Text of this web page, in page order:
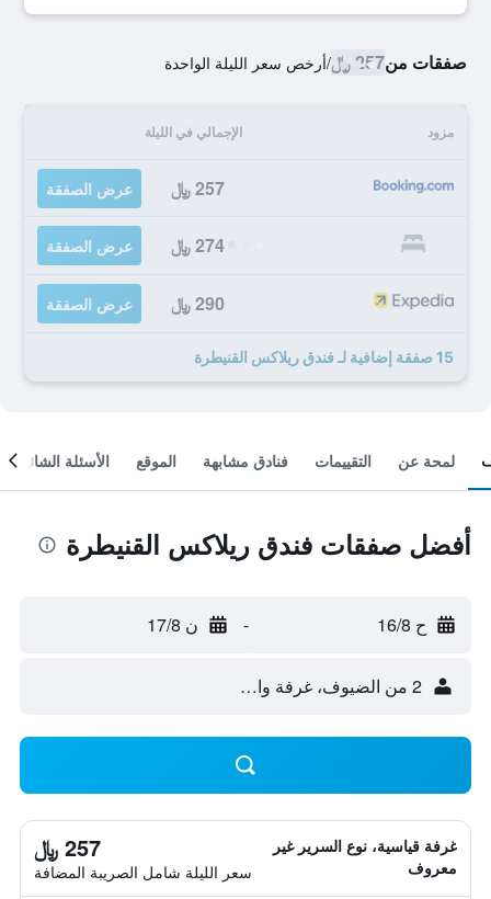
صفقات من257 ﷼ /أرخص سعر الليلة الواحدة
مزود الإجمالي في الليلة
257 ﷼ عرض الصفقة
274 ﷼ عرض الصفقة
290 ﷼ عرض الصفقة
15 صفقة إضافية لـ فندق ريلاكس القنيطرة
لمحة عن التقييمات فنادق مشابهة الموقع الأسئلة الشائعة
أفضل صفقات فندق ريلاكس القنيطرة
ح 16/8 - ن 17/8
2 من الضيوف، غرفة واحدة
غرفة قياسية، نوع السرير غير
معروف
257 ﷼
سعر الليلة شامل الصريبة المضافة